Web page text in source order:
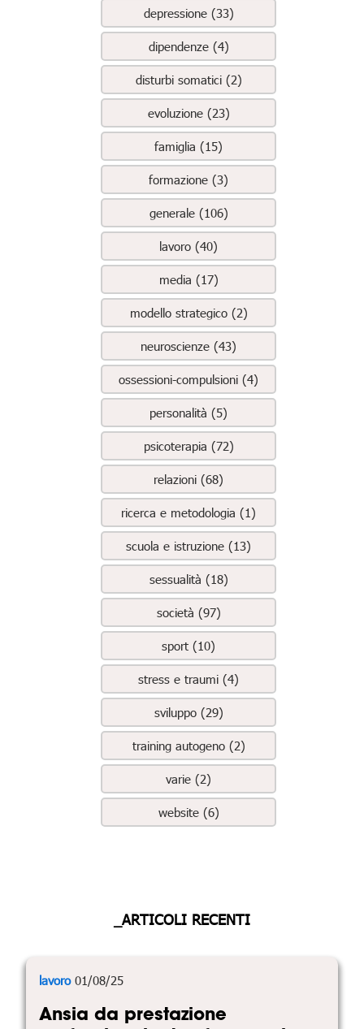
depressione (33)
dipendenze (4)
disturbi somatici (2)
evoluzione (23)
famiglia (15)
formazione (3)
generale (106)
lavoro (40)
media (17)
modello strategico (2)
neuroscienze (43)
ossessioni-compulsioni (4)
personalità (5)
psicoterapia (72)
relazioni (68)
ricerca e metodologia (1)
scuola e istruzione (13)
sessualità (18)
società (97)
sport (10)
stress e traumi (4)
sviluppo (29)
training autogeno (2)
varie (2)
website (6)
_ARTICOLI RECENTI
lavoro01/08/25
Ansia da prestazione